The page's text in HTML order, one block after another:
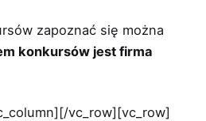
zapoznać się można
konkursów jest firma
vc_row][vc_row]